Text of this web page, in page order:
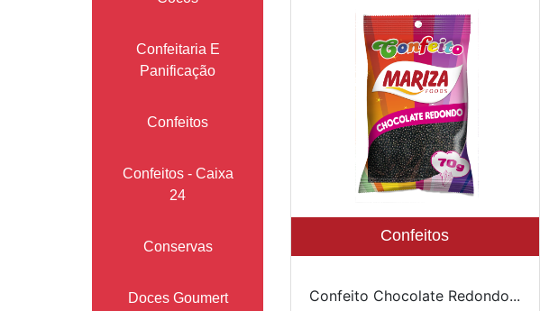
Confeitaria E
Panificação
Confeitos
Confeitos - Caixa
24
Conservas
Doces Goumert
Confeitos
Confeito Chocolate Redondo...